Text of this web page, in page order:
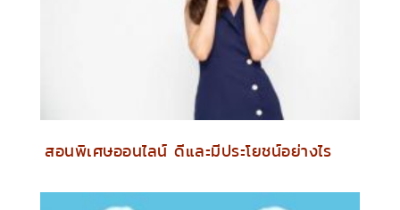
สอนพิเศษออนไลน์ ดีและมีประโยชน์อย่างไร